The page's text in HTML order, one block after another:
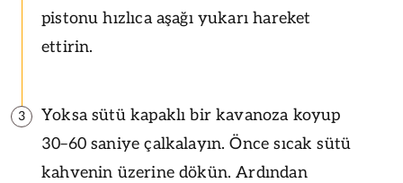
pistonu hızlıca aşağı yukarı hareket
ettirin.
3
Yoksa sütü kapaklı bir kavanoza koyup
30–60 saniye çalkalayın. Önce sıcak sütü
kahvenin üzerine dökün. Ardından